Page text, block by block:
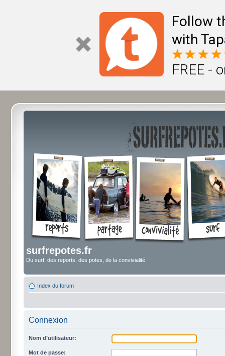
Follow
with
FREE -
surfrepotes.fr
Du surf, des reports, des potes, de la convivialité
Index du forum
Connexion
Nom d’utilisateur:
Mot de passe: